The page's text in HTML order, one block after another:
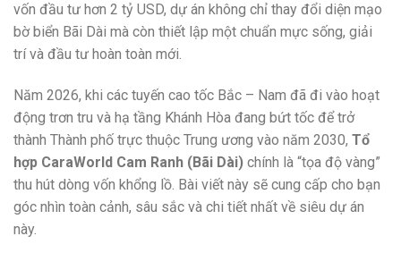
vốn đầu tư hơn 2 tỷ USD, dự án không chỉ thay đổi diện mạo
bờ biển Bãi Dài mà còn thiết lập một chuẩn mực sống, giải
trí và đầu tư hoàn toàn mới.
Năm 2026, khi các tuyến cao tốc Bắc – Nam đã đi vào hoạt
động trơn tru và hạ tầng Khánh Hòa đang bứt tốc để trở
thành Thành phố trực thuộc Trung ương vào năm 2030, Tổ
hợp CaraWorld Cam Ranh (Bãi Dài) chính là “tọa độ vàng”
thu hút dòng vốn khổng lồ. Bài viết này sẽ cung cấp cho bạn
góc nhìn toàn cảnh, sâu sắc và chi tiết nhất về siêu dự án
này.